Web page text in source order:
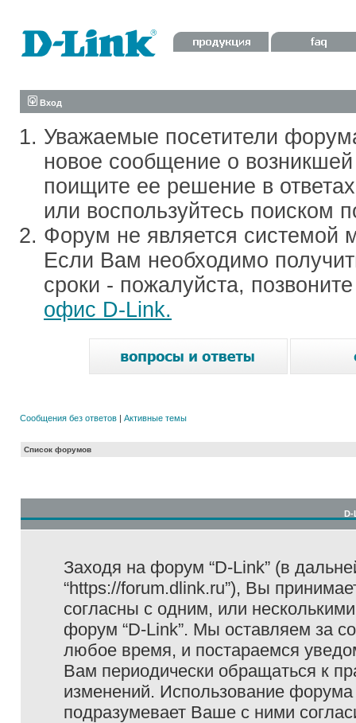
Вход
Уважаемые посетители
новое сообщение о
поищите ее решение в
или воспользуйтесь поиском
Форум не является системой
Если Вам необходимо
сроки - пожалуйста,
офис D-Link.
Сообщения без ответов | Активные темы
Список форумов
D-
Заходя на форум “D-Link” (в
“https://forum.dlink.ru”), Вы
согласны с одним, или
форум “D-Link”. Мы оставляем за
любое время, и постараемся
Вам периодически обращаться к
изменений. Использование
подразумевает Ваше с ними